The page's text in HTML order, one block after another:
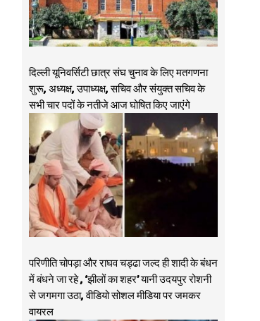
दिल्ली यूनिवर्सिटी छात्र संघ चुनाव के लिए मतगणना
शुरू, अध्यक्ष, उपाध्यक्ष, सचिव और संयुक्त सचिव के
सभी चार पदों के नतीजे आज घोषित किए जाएंगे
परिणीति चोपड़ा और राघव चड्ढा जल्द ही शादी के बंधन
में बंधने जा रहे , ‘झीलों का शहर’ यानी उदयपुर रोशनी
से जगमगा उठा, वीडियो सोशल मीडिया पर जमकर
वायरल